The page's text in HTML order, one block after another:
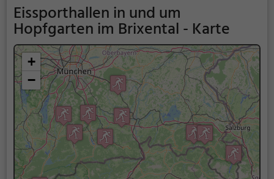
Eissporthallen in und um
Hopfgarten im Brixental - Karte
+
−